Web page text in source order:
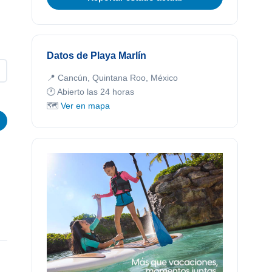
Datos de Playa Marlín
📍 Cancún, Quintana Roo, México
🕐 Abierto las 24 horas
🗺️ Ver en mapa